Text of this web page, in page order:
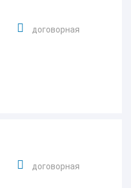
договорная
договорная